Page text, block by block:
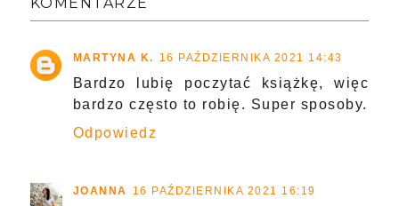
KOMENTARZE
MARTYNA K. 16 PAŹDZIERNIKA 2021 14:43
Bardzo lubię poczytać książkę, więc
bardzo często to robię. Super sposoby.
Odpowiedz
JOANNA 16 PAŹDZIERNIKA 2021 16:19